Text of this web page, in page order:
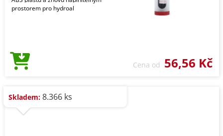
prostorem pro hydroal
Cena od 56,56 Kč
Skladem: 8.366 ks